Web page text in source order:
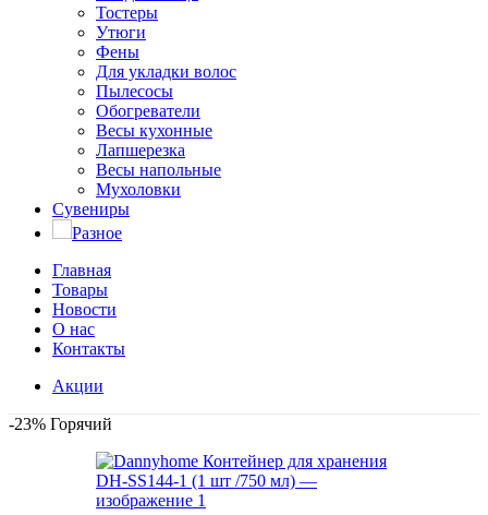
Тостеры
Утюги
Фены
Для укладки волос
Пылесосы
Обогреватели
Весы кухонные
Лапшерезка
Весы напольные
Мухоловки
Сувениры
Разное
Главная
Товары
Новости
О нас
Контакты
Акции
-23% Горячий